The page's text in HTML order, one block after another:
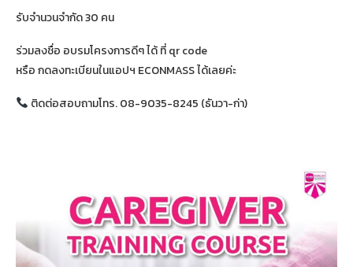
รับจำนวนจำกัด 30 คน
ร่วมลงชื่อ อบรมโครงการดีๆ ได้ ที่ qr code
หรือ กดลงทะเบียนในแอปฯ ECONMASS ได้เลยค่ะ
ติดต่อสอบถามโทร. 08-9035-8245 (ธันวา-ก่า)